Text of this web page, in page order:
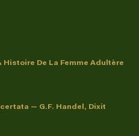
Histoire De La Femme Adultère
— G.F. Handel, Dixit